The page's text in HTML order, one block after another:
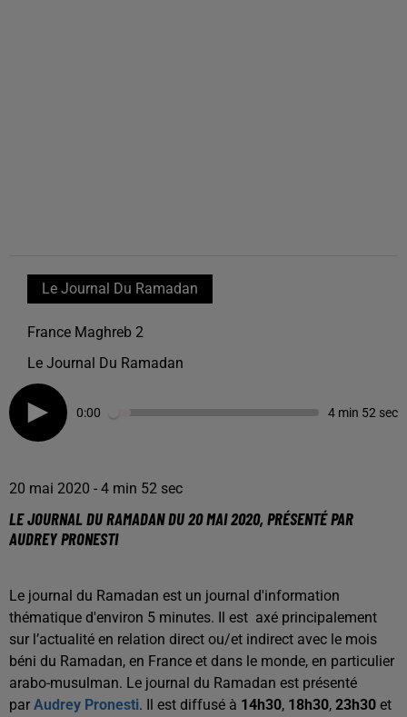
Le Journal Du Ramadan
France Maghreb 2
Le Journal Du Ramadan
0:00 4 min 52 sec
20 mai 2020 - 4 min 52 sec
LE JOURNAL DU RAMADAN DU 20 MAI 2020, PRÉSENTÉ PAR
AUDREY PRONESTI
Le journal du Ramadan est un journal d'information
thématique d'environ 5 minutes. Il est axé principalement
sur l’actualité en relation direct ou/et indirect avec le mois
béni du Ramadan, en France et dans le monde, en particulier
arabo-musulman. Le journal du Ramadan est présenté
par Audrey Pronesti. Il est diffusé à 14h30, 18h30, 23h30 et